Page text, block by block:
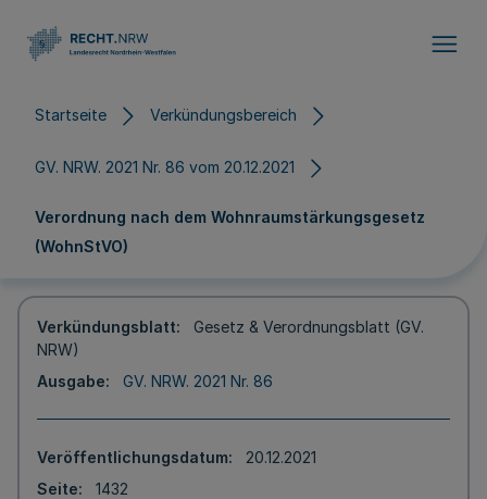
Startseite Verkündungsbereich
GV. NRW. 2021 Nr. 86 vom 20.12.2021
Verordnung nach dem Wohnraumstärkungsgesetz
(WohnStVO)
Verkündungsblatt
Gesetz & Verordnungsblatt (GV.
NRW)
Ausgabe
GV. NRW. 2021 Nr. 86
Veröffentlichungsdatum
20.12.2021
Seite
1432